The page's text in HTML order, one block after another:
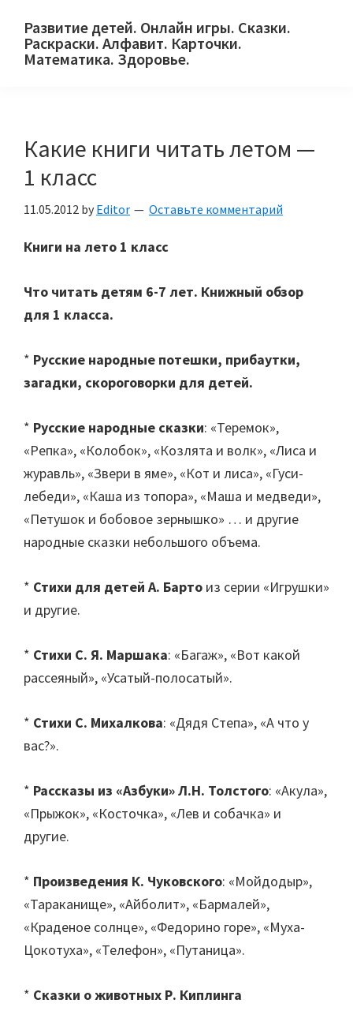
primary
main
primary
Развитие детей. Онлайн игры. Сказки.
Раскраски. Алфавит. Карточки.
Математика. Здоровье.
и
их
Какие книги читать летом —
1 класс
11.05.2012 by Editor Оставьте комментарий
Книги на лето 1 класс
Что читать детям 6-7 лет. Книжный обзор
для 1 класса.
* Русские народные потешки, прибаутки,
загадки, скороговорки для детей.
* Русские народные сказки: «Теремок»,
«Репка», «Колобок», «Козлята и волк», «Лиса и
журавль», «Звери в яме», «Кот и лиса», «Гуси-
лебеди», «Каша из топора», «Маша и медведи»,
«Петушок и бобовое зернышко» … и другие
народные сказки небольшого объема.
* Стихи для детей А. Барто из серии «Игрушки»
и другие.
* Стихи С. Я. Маршака: «Багаж», «Вот какой
рассеяный», «Усатый-полосатый».
* Стихи С. Михалкова: «Дядя Степа», «А что у
вас?».
* Рассказы из «Азбуки» Л.Н. Толстого: «Акула»,
«Прыжок», «Косточка», «Лев и собачка» и
другие.
* Произведения К. Чуковского: «Мойдодыр»,
«Тараканище», «Айболит», «Бармалей»,
«Краденое солнце», «Федорино горе», «Муха-
Цокотуха», «Телефон», «Путаница».
* Сказки о животных Р. Киплинга